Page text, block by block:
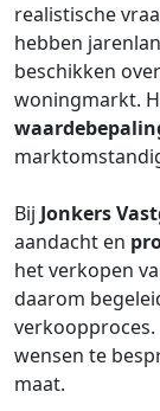
realistische
hebben
beschikken
woningmarkt.
Bij Jonkers
aandacht en
het verkopen
daarom
wensen te
maat.